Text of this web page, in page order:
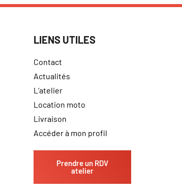
LIENS UTILES
Contact
Actualités
L’atelier
Location moto
Livraison
Accéder à mon profil
Prendre un RDV
atelier